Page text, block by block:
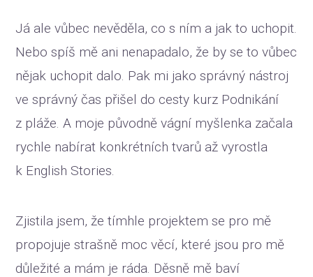
Já ale vůbec nevěděla, co s ním a jak to uchopit.
Nebo spíš mě ani nenapadalo, že by se to vůbec
nějak uchopit dalo. Pak mi jako správný nástroj
ve správný čas přišel do cesty kurz Podnikání
z pláže. A moje původně vágní myšlenka začala
rychle nabírat konkrétních tvarů až vyrostla
k English Stories.
Zjistila jsem, že tímhle projektem se pro mě
propojuje strašně moc věcí, které jsou pro mě
důležité a mám je ráda. Děsně mě baví